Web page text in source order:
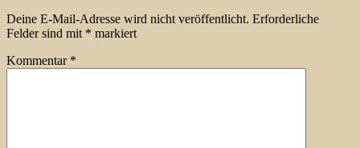
Deine E-Mail-Adresse wird nicht veröffentlicht. Erforderliche
Felder sind mit * markiert
Kommentar *